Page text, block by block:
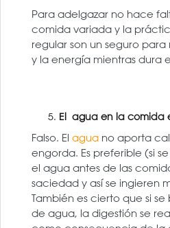
Para adelgazar no hace
comida variada y la
regular son un seguro
y la energía mientras dura
El agua en la comida
Falso. El agua no aporta
engorda. Es preferible (si
el agua antes de las
saciedad y así se ingieren
También es cierto que si
de agua, la digestión se